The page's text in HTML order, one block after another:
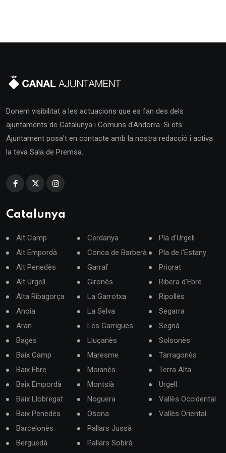
Donem visibilitat a les actuacions que es fan des dels
ajuntaments de Catalunya i Comuns d'Andorra. Si ets
Ajuntament posa't en contacte amb la nostra redacció i activa
la teva Sala de Premsa.
Catalunya
Alt Camp
Alt Empordà
Alt Penedès
Alt Urgell
Alta Ribagorça
Anoia
Aran
Bages
Baix Camp
Baix Ebre
Baix Empordà
Baix Llobregat
Baix Penedès
Barcelonès
Berguedà
Cerdanya
Conca de Barberà
Garraf
Gironès
La Garrotxa
La Selva
Les Garrigues
Lluçanès
Maresme
Moianès
Montsià
Noguera
Osona
Pallars Jussà
Pallars Sobirà
Pla d'Urgell
Pla de l'Estany
Priorat
Ribera d'Ebre
Ripollès
Segarra
Segrià
Solsonès
Tarragonès
Terra Alta
Urgell
Vallès Occidental
Vallès Oriental